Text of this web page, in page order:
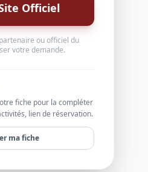
Officiel
ou officiel du
votre demande.
fiche pour la compléter
lien de réservation.
ma fiche